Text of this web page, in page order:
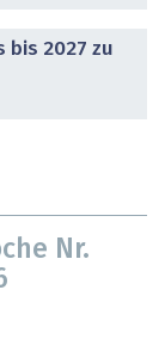
bis 2027 zu
Nr.